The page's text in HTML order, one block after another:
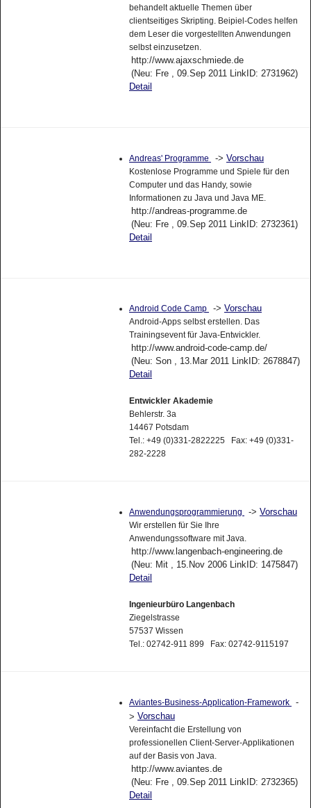
behandelt aktuelle Themen über
clientseitiges Skripting. Beipiel-Codes helfen
dem Leser die vorgestellten Anwendungen
selbst einzusetzen.
http://www.ajaxschmiede.de
(Neu: Fre , 09.Sep 2011 LinkID: 2731962)
Detail
Andreas' Programme -> Vorschau
Kostenlose Programme und Spiele für den
Computer und das Handy, sowie
Informationen zu Java und Java ME.
http://andreas-programme.de
(Neu: Fre , 09.Sep 2011 LinkID: 2732361)
Detail
Android Code Camp -> Vorschau
Android-Apps selbst erstellen. Das
Trainingsevent für Java-Entwickler.
http://www.android-code-camp.de/
(Neu: Son , 13.Mar 2011 LinkID: 2678847)
Detail
Entwickler Akademie
Behlerstr. 3a
14467 Potsdam
Tel.: +49 (0)331-2822225 Fax: +49 (0)331-
282-2228
Anwendungsprogrammierung -> Vorschau
Wir erstellen für Sie Ihre
Anwendungssoftware mit Java.
http://www.langenbach-engineering.de
(Neu: Mit , 15.Nov 2006 LinkID: 1475847)
Detail
Ingenieurbüro Langenbach
Ziegelstrasse
57537 Wissen
Tel.: 02742-911 899 Fax: 02742-9115197
Aviantes-Business-Application-Framework -
> Vorschau
Vereinfacht die Erstellung von
professionellen Client-Server-Applikationen
auf der Basis von Java.
http://www.aviantes.de
(Neu: Fre , 09.Sep 2011 LinkID: 2732365)
Detail